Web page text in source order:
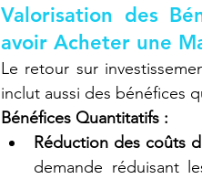
Valorisation des
avoir Acheter une
Le retour sur
inclut aussi des bénéfices
Bénéfices Quantitatifs :
Réduction des coûts
demande réduisant